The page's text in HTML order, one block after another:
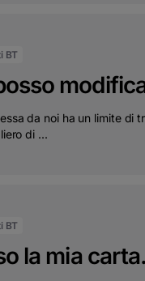
BT
da noi ha un limite di
di ...
BT
la mia